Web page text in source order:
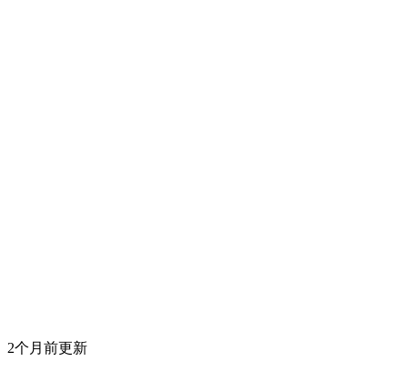
2个月前更新